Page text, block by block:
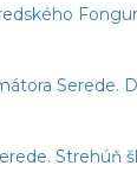
Strehúň